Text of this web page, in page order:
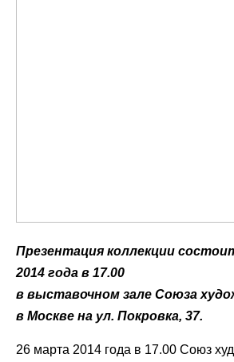
Презентация коллекции
2014 года в 17.00
в выставочном зале Союза
в Москве на ул. Покровка, 37.
26 марта 2014 года в 17.00 Союз